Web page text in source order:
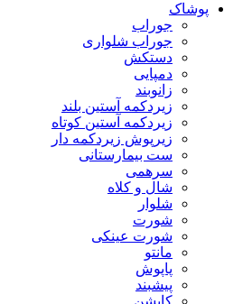
پوشاک
جوراب
جوراب شلواری
دستکش
دمپایی
زانوبند
زیردکمه آستین بلند
زیردکمه آستین کوتاه
زیرپوش زیردکمه دار
ست بیمارستانی
سرهمی
شال و کلاه
شلوار
شورت
شورت عینکی
مانتو
پاپوش
پیشبند